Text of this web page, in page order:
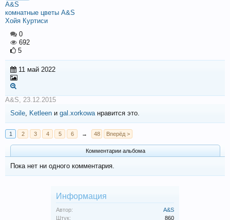
A&S
комнатные цветы A&S
Хойя Куртиси
0
692
5
11 май 2022
A&S, 23.12.2015
Soile, Ketleen и gal.xorkowaнравится это.
1 2 3 4 5 6 → 48 Вперёд >
Комментарии альбома
Пока нет ни одного комментария.
Информация
Автор:
A&S
Штук:
860